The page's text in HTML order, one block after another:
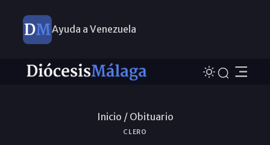
Ayuda a Venezuela
Inicio / Obituario
CLERO